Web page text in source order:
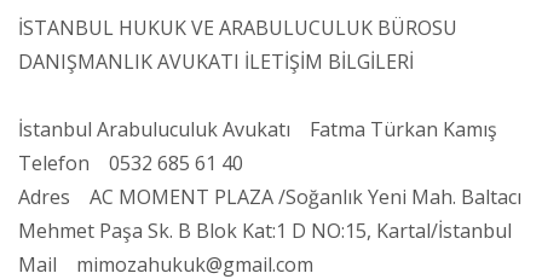
İSTANBUL HUKUK VE ARABULUCULUK BÜROSU
DANIŞMANLIK AVUKATI İLETİŞİM BİLGİLERİ
İstanbul Arabuluculuk Avukatı Fatma Türkan Kamış
Telefon 0532 685 61 40
Adres AC MOMENT PLAZA /Soğanlık Yeni Mah. Baltacı
Mehmet Paşa Sk. B Blok Kat:1 D NO:15, Kartal/İstanbul
Mail mimozahukuk@gmail.com